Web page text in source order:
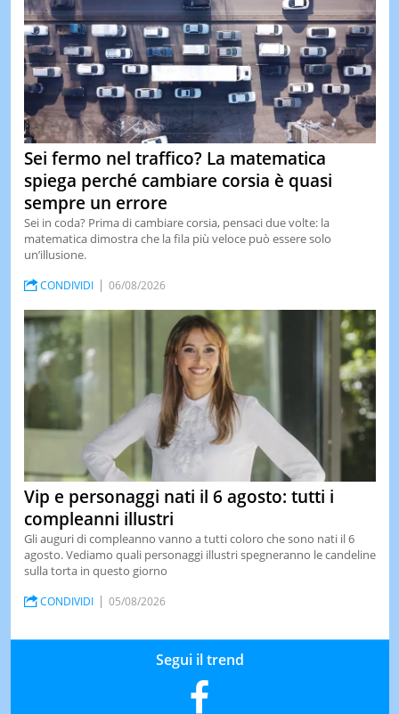
Sei fermo nel traffico? La matematica
spiega perché cambiare corsia è quasi
sempre un errore
Sei in coda? Prima di cambiare corsia, pensaci due volte: la
matematica dimostra che la fila più veloce può essere solo
un’illusione.
CONDIVIDI 06/08/2026
Vip e personaggi nati il 6 agosto: tutti i
compleanni illustri
Gli auguri di compleanno vanno a tutti coloro che sono nati il 6
agosto. Vediamo quali personaggi illustri spegneranno le candeline
sulla torta in questo giorno
CONDIVIDI 05/08/2026
Segui il trend